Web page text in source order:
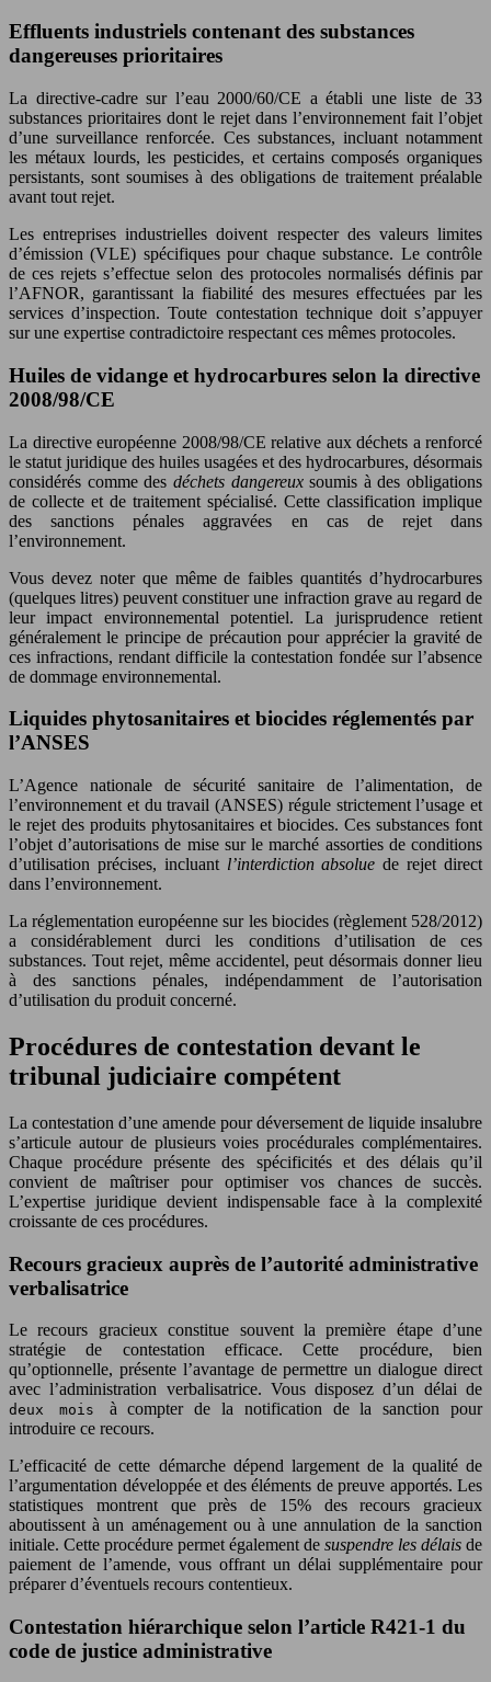
Effluents industriels contenant des substances
dangereuses prioritaires
La directive-cadre sur l’eau 2000/60/CE a établi une liste de 33
substances prioritaires dont le rejet dans l’environnement fait l’objet
d’une surveillance renforcée. Ces substances, incluant notamment
les métaux lourds, les pesticides, et certains composés organiques
persistants, sont soumises à des obligations de traitement préalable
avant tout rejet.
Les entreprises industrielles doivent respecter des valeurs limites
d’émission (VLE) spécifiques pour chaque substance. Le contrôle
de ces rejets s’effectue selon des protocoles normalisés définis par
l’AFNOR, garantissant la fiabilité des mesures effectuées par les
services d’inspection. Toute contestation technique doit s’appuyer
sur une expertise contradictoire respectant ces mêmes protocoles.
Huiles de vidange et hydrocarbures selon la directive
2008/98/CE
La directive européenne 2008/98/CE relative aux déchets a renforcé
le statut juridique des huiles usagées et des hydrocarbures, désormais
considérés comme des déchets dangereuxsoumis à des obligations
de collecte et de traitement spécialisé. Cette classification implique
des sanctions pénales aggravées en cas de rejet dans
l’environnement.
Vous devez noter que même de faibles quantités d’hydrocarbures
(quelques litres) peuvent constituer une infraction grave au regard de
leur impact environnemental potentiel. La jurisprudence retient
généralement le principe de précaution pour apprécier la gravité de
ces infractions, rendant difficile la contestation fondée sur l’absence
de dommage environnemental.
Liquides phytosanitaires et biocides réglementés par
l’ANSES
L’Agence nationale de sécurité sanitaire de l’alimentation, de
l’environnement et du travail (ANSES) régule strictement l’usage et
le rejet des produits phytosanitaires et biocides. Ces substances font
l’objet d’autorisations de mise sur le marché assorties de conditions
d’utilisation précises, incluant l’interdiction absoluede rejet direct
dans l’environnement.
La réglementation européenne sur les biocides (règlement 528/2012)
a considérablement durci les conditions d’utilisation de ces
substances. Tout rejet, même accidentel, peut désormais donner lieu
à des sanctions pénales, indépendamment de l’autorisation
d’utilisation du produit concerné.
Procédures de contestation devant le
tribunal judiciaire compétent
La contestation d’une amende pour déversement de liquide insalubre
s’articule autour de plusieurs voies procédurales complémentaires.
Chaque procédure présente des spécificités et des délais qu’il
convient de maîtriser pour optimiser vos chances de succès.
L’expertise juridique devient indispensable face à la complexité
croissante de ces procédures.
Recours gracieux auprès de l’autorité administrative
verbalisatrice
Le recours gracieux constitue souvent la première étape d’une
stratégie de contestation efficace. Cette procédure, bien
qu’optionnelle, présente l’avantage de permettre un dialogue direct
avec l’administration verbalisatrice. Vous disposez d’un délai de
deux mois à compter de la notification de la sanction pour
introduire ce recours.
L’efficacité de cette démarche dépend largement de la qualité de
l’argumentation développée et des éléments de preuve apportés. Les
statistiques montrent que près de 15% des recours gracieux
aboutissent à un aménagement ou à une annulation de la sanction
initiale. Cette procédure permet également de suspendre les délais de
paiement de l’amende, vous offrant un délai supplémentaire pour
préparer d’éventuels recours contentieux.
Contestation hiérarchique selon l’article R421-1 du
code de justice administrative